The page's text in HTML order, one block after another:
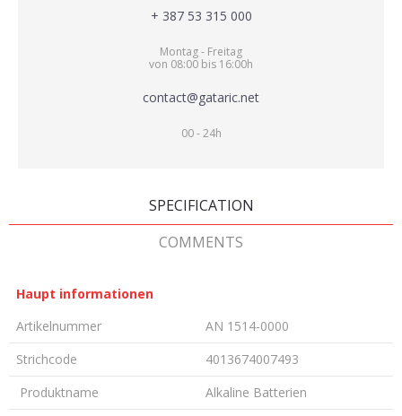
+ 387 53 315 000
Montag - Freitag
von 08:00 bis 16:00h
contact@gataric.net
00 - 24h
SPECIFICATION
COMMENTS
Haupt informationen
Artikelnummer
AN 1514-0000
Strichcode
4013674007493
Produktname
Alkaline Batterien